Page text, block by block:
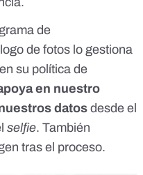
de
de fotos lo gestiona
su política de
en nuestro
datos desde el
selfie. También
tras el proceso.